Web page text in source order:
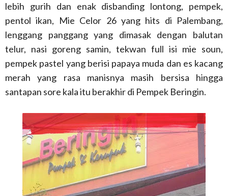
lebih gurih dan enak disbanding lontong, pempek,
pentol ikan, Mie Celor 26 yang hits di Palembang,
lenggang panggang yang dimasak dengan balutan
telur, nasi goreng samin, tekwan full isi mie soun,
pempek pastel yang berisi papaya muda dan es kacang
merah yang rasa manisnya masih bersisa hingga
santapan sore kala itu berakhir di Pempek Beringin.